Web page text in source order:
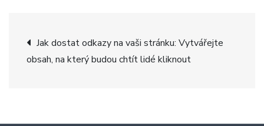
Navigace
pro
Jak dostat odkazy na vaši stránku: Vytvářejte
obsah, na který budou chtít lidé kliknout